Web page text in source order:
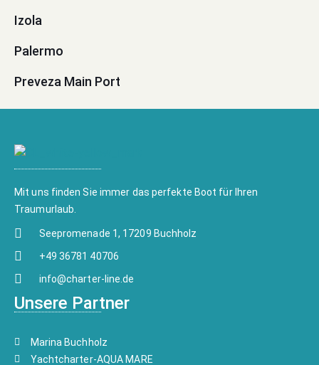
Izola
Palermo
Preveza Main Port
Mit uns finden Sie immer das perfekte Boot für Ihren
Traumurlaub.
Seepromenade 1, 17209 Buchholz
+49 36781 40706
info@charter-line.de
Unsere Partner
Marina Buchholz
Yachtcharter-AQUA MARE